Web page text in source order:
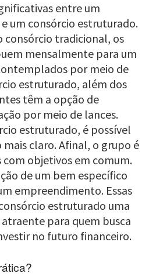
entre um
um consórcio estruturado.
consórcio tradicional, os
mensalmente para um
por meio de
estruturado, além dos
têm a opção de
por meio de lances.
estruturado, é possível
claro. Afinal, o grupo é
objetivos em comum.
de um bem específico
empreendimento. Essas
estruturado uma
para quem busca
no futuro financeiro.